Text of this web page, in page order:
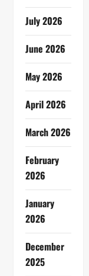
July 2026
June 2026
May 2026
April 2026
March 2026
February
2026
January
2026
December
2025